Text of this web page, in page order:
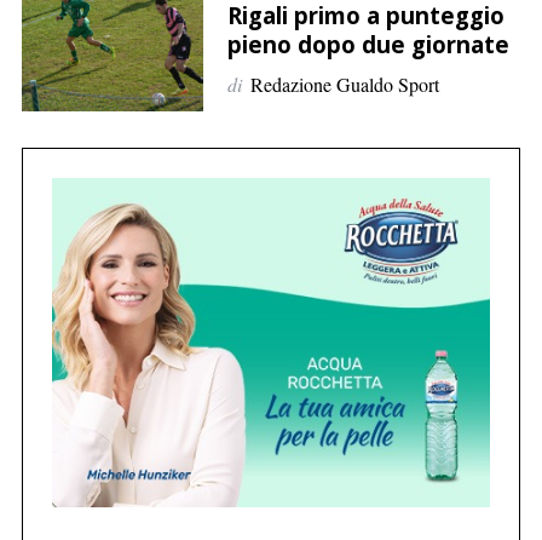
e
r
:
Rigali primo a punteggio
pieno dopo due giornate
di Redazione Gualdo Sport
C
e
r